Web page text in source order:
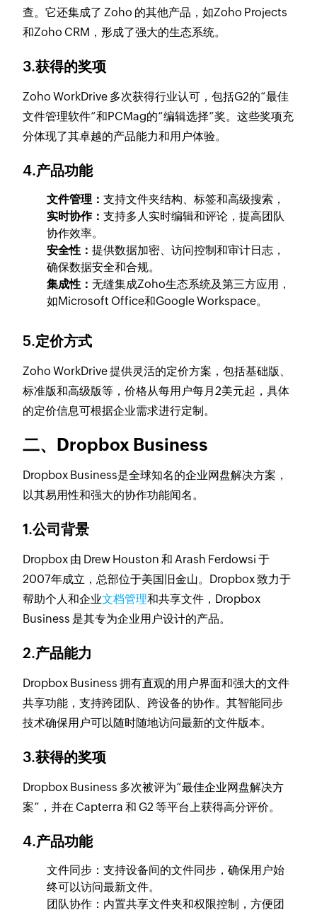
查。它还集成了 Zoho 的其他产品，如Zoho Projects
和Zoho CRM，形成了强大的生态系统。
3.获得的奖项
Zoho WorkDrive 多次获得行业认可，包括G2的“最佳
文件管理软件”和PCMag的“编辑选择”奖。这些奖项充
分体现了其卓越的产品能力和用户体验。
4.产品功能
文件管理：支持文件夹结构、标签和高级搜索，
实时协作：支持多人实时编辑和评论，提高团队
协作效率。
安全性：提供数据加密、访问控制和审计日志，
确保数据安全和合规。
集成性：无缝集成Zoho生态系统及第三方应用，
如Microsoft Office和Google Workspace。
5.定价方式
Zoho WorkDrive 提供灵活的定价方案，包括基础版、
标准版和高级版等，价格从每用户每月2美元起，具体
的定价信息可根据企业需求进行定制。
二、Dropbox Business
Dropbox Business是全球知名的企业网盘解决方案，
以其易用性和强大的协作功能闻名。
1.公司背景
Dropbox 由 Drew Houston 和 Arash Ferdowsi 于
2007年成立，总部位于美国旧金山。Dropbox 致力于
帮助个人和企业文档管理和共享文件，Dropbox
Business 是其专为企业用户设计的产品。
2.产品能力
Dropbox Business 拥有直观的用户界面和强大的文件
共享功能，支持跨团队、跨设备的协作。其智能同步
技术确保用户可以随时随地访问最新的文件版本。
3.获得的奖项
Dropbox Business 多次被评为“最佳企业网盘解决方
案”，并在 Capterra 和 G2 等平台上获得高分评价。
4.产品功能
文件同步：支持设备间的文件同步，确保用户始
终可以访问最新文件。
团队协作：内置共享文件夹和权限控制，方便团